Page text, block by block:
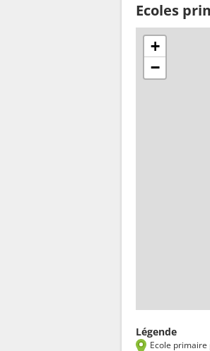
Ecoles
+
−
Légende
Ecole primaire